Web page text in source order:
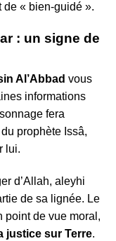
« bien-guidé ».
: un signe de
Al’Abbad vous
informations
fera
prophète Issâ,
lui.
d’Allah, aleyhi
de sa lignée. Le
point de vue moral,
justice sur Terre.